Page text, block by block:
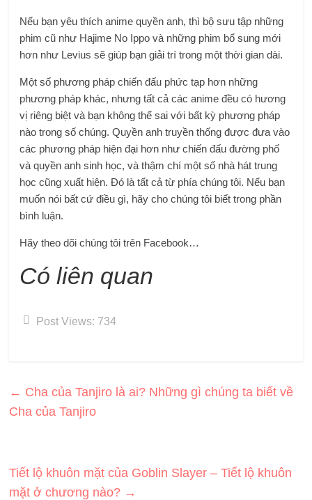
Nếu bạn yêu thích anime quyền anh, thì bộ sưu tập những
phim cũ như Hajime No Ippo và những phim bổ sung mới
hơn như Levius sẽ giúp bạn giải trí trong một thời gian dài.
Một số phương pháp chiến đấu phức tạp hơn những
phương pháp khác, nhưng tất cả các anime đều có hương
vị riêng biệt và bạn không thể sai với bất kỳ phương pháp
nào trong số chúng. Quyền anh truyền thống được đưa vào
các phương pháp hiện đại hơn như chiến đấu đường phố
và quyền anh sinh học, và thậm chí một số nhà hát trung
học cũng xuất hiện. Đó là tất cả từ phía chúng tôi. Nếu bạn
muốn nói bất cứ điều gì, hãy cho chúng tôi biết trong phần
bình luận.
Hãy theo dõi chúng tôi trên Facebook…
Có liên quan
Post Views: 734
← Cha của Tanjiro là ai? Những gì chúng ta biết về
Cha của Tanjiro
Tiết lộ khuôn mặt của Goblin Slayer – Tiết lộ khuôn
mặt ở chương nào? →